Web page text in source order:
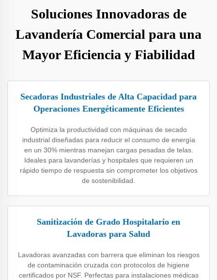
Soluciones Innovadoras de
Lavandería Comercial para una
Mayor Eficiencia y Fiabilidad
Secadoras Industriales de Alta Capacidad para
Operaciones Energéticamente Eficientes
Optimiza la productividad con máquinas de secado
industrial diseñadas para reducir el consumo de energía
en un 30% mientras manejan cargas pesadas de telas.
Ideales para lavanderías y hospitales que requieren un
rápido tiempo de respuesta sin comprometer los objetivos
de sostenibilidad.
Sanitización de Grado Hospitalario en
Lavadoras para Salud
Lavadoras avanzadas con barrera que eliminan los riesgos
de contaminación cruzada con protocolos de higiene
certificados por NSF. Perfectas para instalaciones médicas